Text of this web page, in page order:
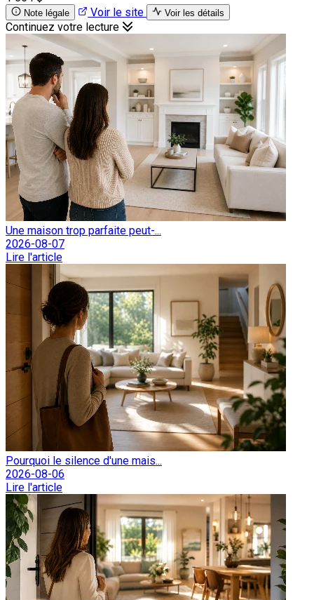
Note légale Voir le site Voir les détails
Continuez votre lecture
Une maison trop parfaite peut-...
2026-08-07
Lire l'article
Pourquoi le silence d'une mais...
2026-08-06
Lire l'article